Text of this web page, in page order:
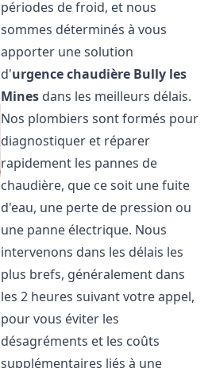
périodes de froid, et nous
sommes déterminés à vous
apporter une solution
d'urgence chaudière Bully les
Mines dans les meilleurs délais.
Nos plombiers sont formés pour
diagnostiquer et réparer
rapidement les pannes de
chaudière, que ce soit une fuite
d'eau, une perte de pression ou
une panne électrique. Nous
intervenons dans les délais les
plus brefs, généralement dans
les 2 heures suivant votre appel,
pour vous éviter les
désagréments et les coûts
supplémentaires liés à une